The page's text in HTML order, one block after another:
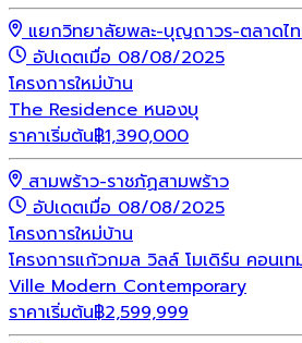
แยกวิทยาลัยพละ-บุญถาวร-ตลาดไ
อัปเดตเมื่อ 08/08/2025
โครงการใหม่บ้าน
The Residence หนองบุ
ราคาเริ่มต้น฿1,390,000
สามพร้าว-ราชภัฏสามพร้าว
อัปเดตเมื่อ 08/08/2025
โครงการใหม่บ้าน
โครงการแก้วกมล วิลล์ โมเดิร์น คอนเ
Ville Modern Contemporary
ราคาเริ่มต้น฿2,599,999